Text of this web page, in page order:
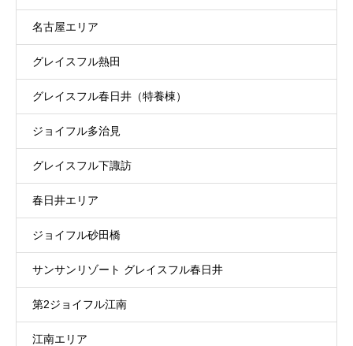
名古屋エリア
グレイスフル熱田
グレイスフル春日井（特養棟）
ジョイフル多治見
グレイスフル下諏訪
春日井エリア
ジョイフル砂田橋
サンサンリゾート グレイスフル春日井
第2ジョイフル江南
江南エリア